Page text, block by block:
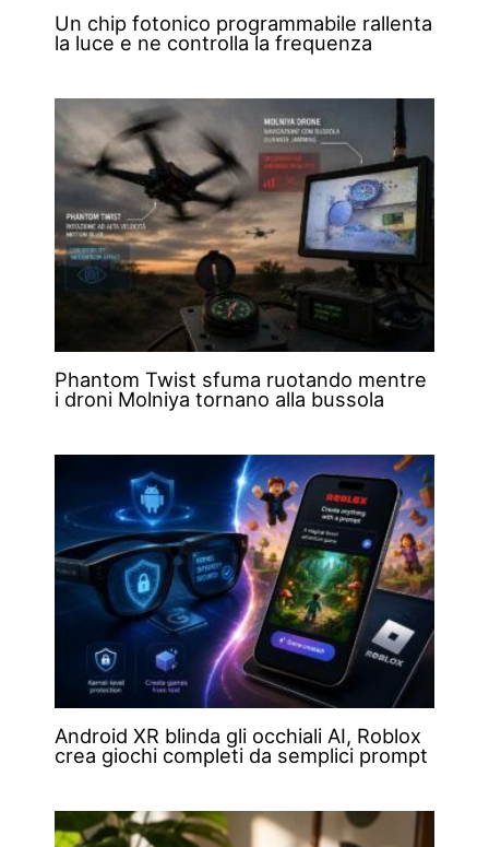
Un chip fotonico programmabile rallenta
la luce e ne controlla la frequenza
Phantom Twist sfuma ruotando mentre
i droni Molniya tornano alla bussola
Android XR blinda gli occhiali AI, Roblox
crea giochi completi da semplici prompt